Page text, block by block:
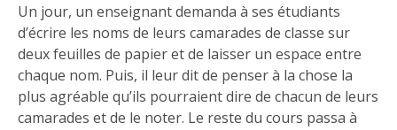
Un jour, un enseignant demanda à ses étudiants
d’écrire les noms de leurs camarades de classe sur
deux feuilles de papier et de laisser un espace entre
chaque nom. Puis, il leur dit de penser à la chose la
plus agréable qu’ils pourraient dire de chacun de leurs
camarades et de le noter. Le reste du cours passa à